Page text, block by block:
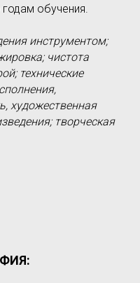
обучения.
инструментом;
чистота
технические
художественная
творческая